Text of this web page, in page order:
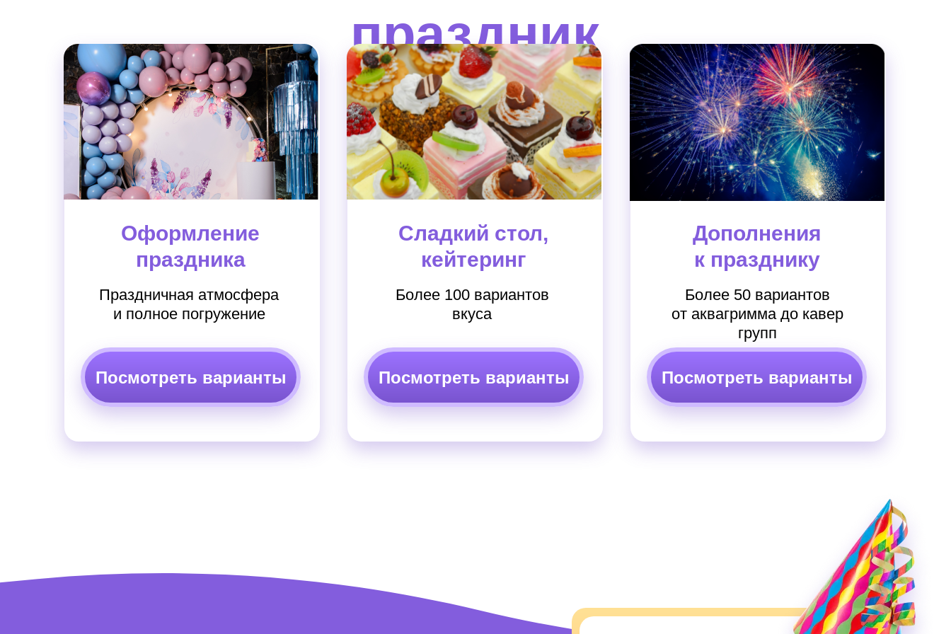
Посмотреть варианты
Оформление
праздника
Праздничная атмосфера
и полное погружение
Посмотреть варианты
Сладкий стол,
кейтеринг
Более 100 вариантов
вкуса
Посмотреть варианты
Дополнения
к празднику
Более 50 вариантов
от аквагримма до кавер
групп
праздник